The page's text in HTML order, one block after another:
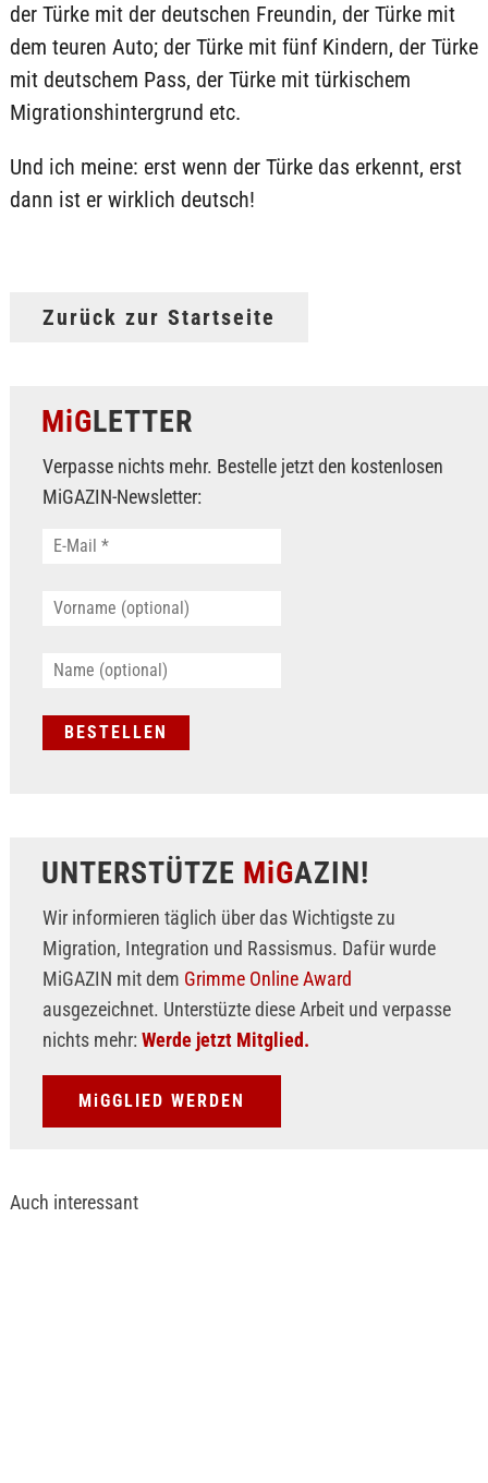
der Türke mit der deutschen Freundin, der Türke mit
dem teuren Auto; der Türke mit fünf Kindern, der Türke
mit deutschem Pass, der Türke mit türkischem
Migrationshintergrund etc.
Und ich meine: erst wenn der Türke das erkennt, erst
dann ist er wirklich deutsch!
Zurück zur Startseite
MiGLETTER
Verpasse nichts mehr. Bestelle jetzt den kostenlosen
MiGAZIN-Newsletter:
UNTERSTÜTZE MiGAZIN!
Wir informieren täglich über das Wichtigste zu
Migration, Integration und Rassismus. Dafür wurde
MiGAZIN mit dem Grimme Online Award
ausgezeichnet. Unterstüzte diese Arbeit und verpasse
nichts mehr: Werde jetzt Mitglied.
MiGGLIED WERDEN
Auch interessant